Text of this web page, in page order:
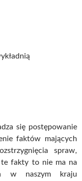
się postępowanie
faktów mających
spraw,
fakty to nie ma na
w naszym kraju